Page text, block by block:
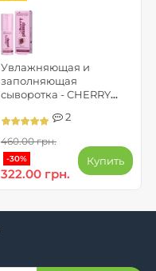
Увлажняющая и
заполняющая
сыворотка - CHERRY
2
460.00 грн.
-30%
322.00 грн.
Купить